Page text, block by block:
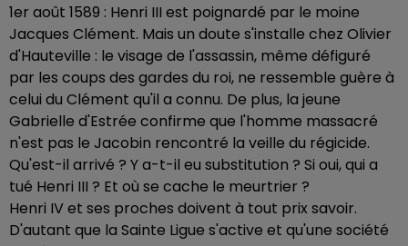
1er août 1589 : Henri III est poignardé par le moine
Jacques Clément. Mais un doute s'installe chez Olivier
d'Hauteville : le visage de l'assassin, même défiguré
par les coups des gardes du roi, ne ressemble guère à
celui du Clément qu'il a connu. De plus, la jeune
Gabrielle d'Estrée confirme que l'homme massacré
n'est pas le Jacobin rencontré la veille du régicide.
Qu'est-il arrivé ? Y a-t-il eu substitution ? Si oui, qui a
tué Henri III ? Et où se cache le meurtrier ?
Henri IV et ses proches doivent à tout prix savoir.
D'autant que la Sainte Ligue s'active et qu'une société